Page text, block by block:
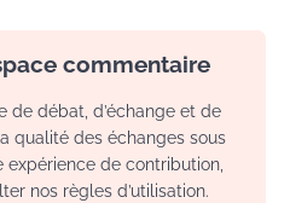
commentaire
de débat, d’échange et de
qualité des échanges sous
expérience de contribution,
nos règles d’utilisation.